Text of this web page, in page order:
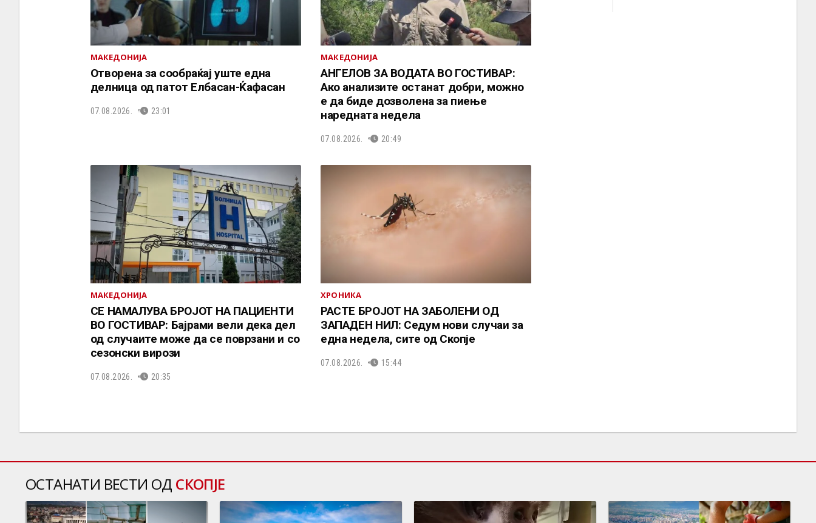
МАКЕДОНИЈА
Отворена за сообраќај уште една
делница од патот Елбасан-Ќафасан
07.08.2026. 23:01
МАКЕДОНИЈА
АНГЕЛОВ ЗА ВОДАТА ВО ГОСТИВАР:
Ако анализите останат добри, можно
е да биде дозволена за пиење
наредната недела
07.08.2026. 20:49
МАКЕДОНИЈА
СЕ НАМАЛУВА БРОЈОТ НА ПАЦИЕНТИ
ВО ГОСТИВАР: Бајрами вели дека дел
од случаите може да се поврзани и со
сезонски вирози
07.08.2026. 20:35
ХРОНИКА
РАСТЕ БРОЈОТ НА ЗАБОЛЕНИ ОД
ЗАПАДЕН НИЛ: Седум нови случаи за
една недела, сите од Скопје
07.08.2026. 15:44
ОСТАНАТИ ВЕСТИ ОД СКОПЈЕ